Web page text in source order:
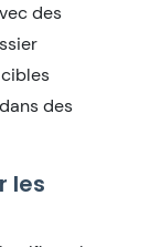
des
des
les